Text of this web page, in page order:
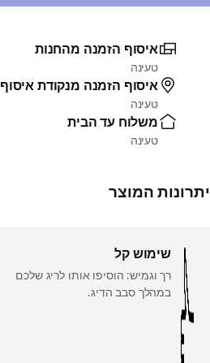
איסוף הזמנה מהחנות
טעינה
איסוף הזמנה מנקודת איסוף
טעינה
משלוח עד הבית
טעינה
יתרונות המוצר
שימוש קל
רך וגמיש: הוסיפו אותו לריג שלכם
במהלך סבב הדיג.